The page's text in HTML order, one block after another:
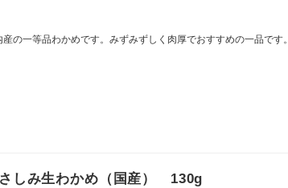
産の一等品わかめです。みずみずしく肉厚でおすすめの一品です。
しみ生わかめ（国産） 130g